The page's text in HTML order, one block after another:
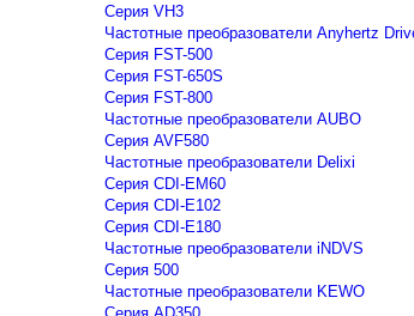
Cерия VH3
Частотные преобразователи Anyhertz
Серия FST-500
Серия FST-650S
Серия FST-800
Частотные преобразователи AUBO
Серия AVF580
Частотные преобразователи Delixi
Серия CDI-EM60
Серия CDI-E102
Серия CDI-E180
Частотные преобразователи iNDVS
Серия 500
Частотные преобразователи KEWO